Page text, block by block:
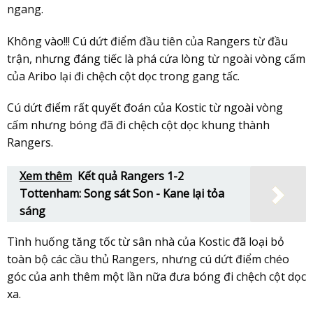
ngang.
Không vào!!! Cú dứt điểm đầu tiên của Rangers từ đầu
trận, nhưng đáng tiếc là phá cứa lòng từ ngoài vòng cấm
của Aribo lại đi chệch cột dọc trong gang tấc.
Cú dứt điểm rất quyết đoán của Kostic từ ngoài vòng
cấm nhưng bóng đã đi chệch cột dọc khung thành
Rangers.
Xem thêm Kết quả Rangers 1-2
Tottenham: Song sát Son - Kane lại tỏa
sáng
Tình huống tăng tốc từ sân nhà của Kostic đã loại bỏ
toàn bộ các cầu thủ Rangers, nhưng cú dứt điểm chéo
góc của anh thêm một lần nữa đưa bóng đi chệch cột dọc
xa.